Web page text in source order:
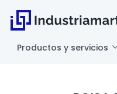
Productos y servicios